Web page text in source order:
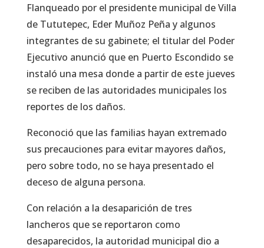
Flanqueado por el presidente municipal de Villa
de Tututepec, Eder Muñoz Peña y algunos
integrantes de su gabinete; el titular del Poder
Ejecutivo anunció que en Puerto Escondido se
instaló una mesa donde a partir de este jueves
se reciben de las autoridades municipales los
reportes de los daños.
Reconoció que las familias hayan extremado
sus precauciones para evitar mayores daños,
pero sobre todo, no se haya presentado el
deceso de alguna persona.
Con relación a la desaparición de tres
lancheros que se reportaron como
desaparecidos, la autoridad municipal dio a